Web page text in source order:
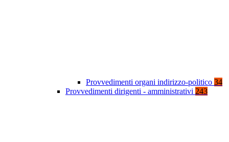
Provvedimenti organi indirizzo-politico 34
Provvedimenti dirigenti - amministrativi 243